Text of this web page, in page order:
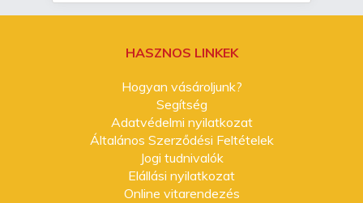
HASZNOS LINKEK
Hogyan vásároljunk?
Segítség
Adatvédelmi nyilatkozat
Általános Szerződési Feltételek
Jogi tudnivalók
Elállási nyilatkozat
Online vitarendezés